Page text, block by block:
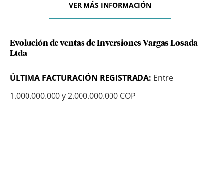
VER MÁS INFORMACIÓN
Evolución de ventas de Inversiones Vargas Losada
Ltda
ÚLTIMA FACTURACIÓN REGISTRADA: Entre
1.000.000.000 y 2.000.000.000 COP